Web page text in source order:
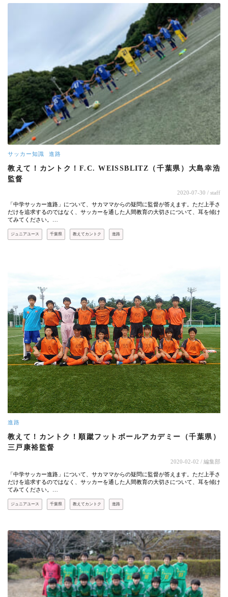
サッカー知識 進路
教えて！カントク！F.C. WEISSBLITZ（千葉県）大島幸浩
監督
2020-07-30 / staff
「中学サッカー進路」について、サカママからの疑問に監督が答えます。ただ上手さ
だけを追求するのではなく、サッカーを通した人間教育の大切さについて、耳を傾け
てみてください。…
ジュニアユース 千葉県 教えてカントク 進路
進路
教えて！カントク！順蹴フットボールアカデミー（千葉県）
三戸康裕監督
2020-02-02 / 編集部
「中学サッカー進路」について、サカママからの疑問に監督が答えます。ただ上手さ
だけを追求するのではなく、サッカーを通した人間教育の大切さについて、耳を傾け
てみてください。…
ジュニアユース 千葉県 教えてカントク 進路